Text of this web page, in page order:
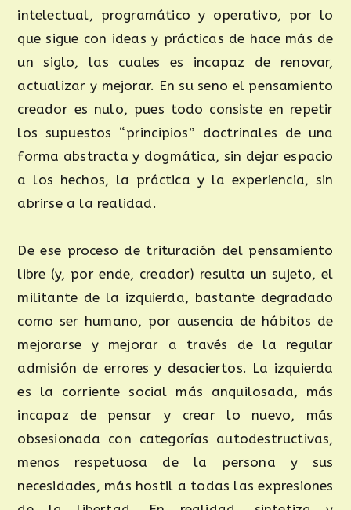
intelectual, programático y operativo, por lo
que sigue con ideas y prácticas de hace más de
un siglo, las cuales es incapaz de renovar,
actualizar y mejorar. En su seno el pensamiento
creador es nulo, pues todo consiste en repetir
los supuestos “principios” doctrinales de una
forma abstracta y dogmática, sin dejar espacio
a los hechos, la práctica y la experiencia, sin
abrirse a la realidad.
De ese proceso de trituración del pensamiento
libre (y, por ende, creador) resulta un sujeto, el
militante de la izquierda, bastante degradado
como ser humano, por ausencia de hábitos de
mejorarse y mejorar a través de la regular
admisión de errores y desaciertos. La izquierda
es la corriente social más anquilosada, más
incapaz de pensar y crear lo nuevo, más
obsesionada con categorías autodestructivas,
menos respetuosa de la persona y sus
necesidades, más hostil a todas las expresiones